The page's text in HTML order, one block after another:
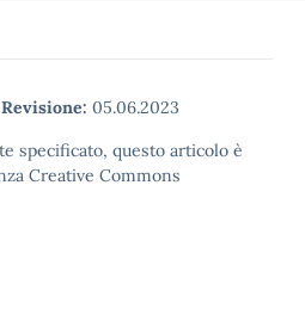
Revisione: 05.06.2023
specificato, questo articolo è
Creative Commons